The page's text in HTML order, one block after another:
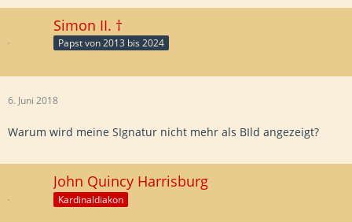
Simon II. †
Papst von 2013 bis 2024
6. Juni 2018
Warum wird meine SIgnatur nicht mehr als BIld angezeigt?
John Quincy Harrisburg
Kardinaldiakon